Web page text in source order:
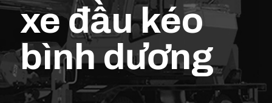
xe đầu kéo
bình dương